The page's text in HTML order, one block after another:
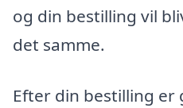
og din bestilling vil
det samme.
Efter din bestilling er